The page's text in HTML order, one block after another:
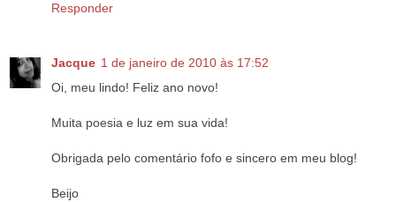
Responder
Jacque 1 de janeiro de 2010 às 17:52
Oi, meu lindo! Feliz ano novo!
Muita poesia e luz em sua vida!
Obrigada pelo comentário fofo e sincero em meu blog!
Beijo